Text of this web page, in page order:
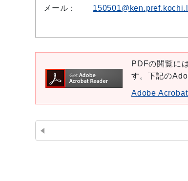
メール：
PDFの閲覧に
す。下記の
Adobe